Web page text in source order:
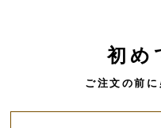
初め
ご注文の前に